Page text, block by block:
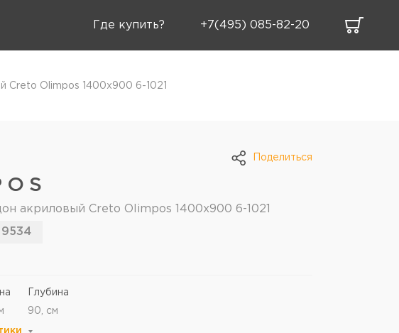
Где купить? +7(495) 085-82-20
Creto Olimpos 1400х900 6-1021
Поделиться
акриловый Creto Olimpos 1400х900 6-1021
9534
Глубина
90, см